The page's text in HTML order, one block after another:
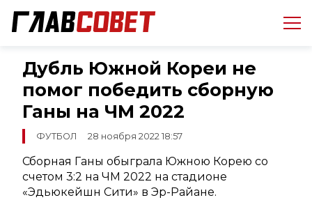
Дубль Южной Кореи не
помог победить сборную
Ганы на ЧМ 2022
ФУТБОЛ 28 ноября 2022 18:57
Сборная Ганы обыграла Южною Корею со
счетом 3:2 на ЧМ 2022 на стадионе
«Эдьюкейшн Сити» в Эр-Райане.